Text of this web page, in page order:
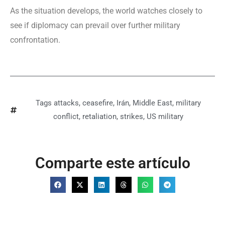
As the situation develops, the world watches closely to
see if diplomacy can prevail over further military
confrontation.
Tags attacks, ceasefire, Irán, Middle East, military
conflict, retaliation, strikes, US military
Comparte este artículo